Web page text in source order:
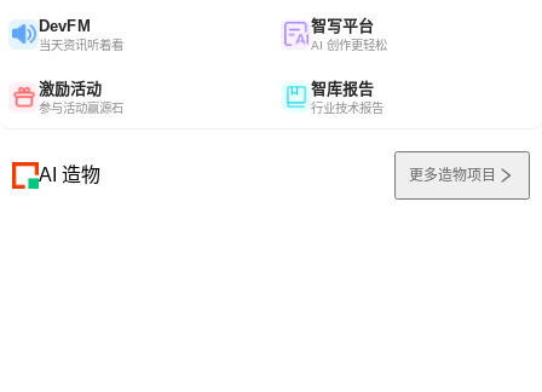
DevFM
当天资讯听着看
智写平台
AI 创作更轻松
激励活动
参与活动赢源石
智库报告
行业技术报告
AI 造物 更多造物项目